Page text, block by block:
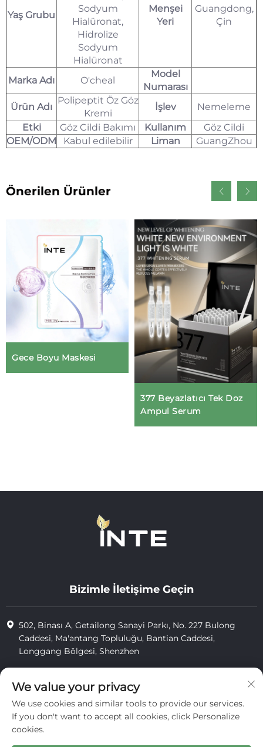
Yaş Grubu
Sodyum
Hialüronat,
Hidrolize
Sodyum
Hialüronat
Menşei
Yeri
Guangdong,
Çin
Marka Adı O'cheal
Model
Numarası
Ürün Adı
Polipeptit Öz Göz
Kremi
İşlev
Nemeleme
Etki
Göz Cildi Bakımı Kullanım
Göz Cildi
OEM/ODM
Kabul edilebilir Liman GuangZhou
Önerilen Ürünler
Gece Boyu Maskesi
377 Beyazlatıcı Tek Doz
Ampul Serum
Bizimle İletişime Geçin
502, Binası A, Getailong Sanayi Parkı, No. 227 Bulong
Caddesi, Ma'antang Topluluğu, Bantian Caddesi,
Longgang Bölgesi, Shenzhen
[email protected]
We value your privacy
We use cookies and similar tools to provide our services.
If you don't want to accept all cookies, click Personalize
cookies.